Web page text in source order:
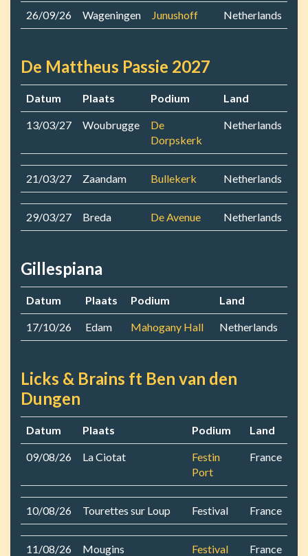
26/09/26 Wageningen Junushoff Netherlands
De Mattheus Passie 2027
Datum Plaats Podium Land
13/03/27 Woubrugge
De
Dorpskerk
Netherlands
21/03/27 Zaandam Bullekerk Netherlands
29/03/27 Breda De Avenue Netherlands
Gillespiana
Datum Plaats Podium Land
17/10/26 Edam Mahogany Hall Netherlands
Licks & Brains ft Ben van den
Dungen
Datum Plaats Podium Land
09/08/26 La Ciotat
Festin
Port
France
10/08/26 Tourettes sur Loup Festival France
11/08/26 Mougins Festival France